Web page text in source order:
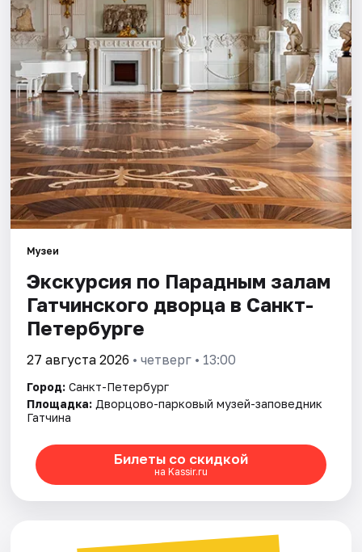
Площадки
Артисты
Рейтинги
Музеи
Экскурсия по Парадным залам
Гатчинского дворца в Санкт-
Петербурге
27 августа 2026 • четверг • 13:00
Город: Санкт-Петербург
Площадка: Дворцово-парковый музей-заповедник
Гатчина
Билеты со скидкой
на Kassir.ru